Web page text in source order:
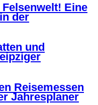
Eine
der
und
Reisemessen
Jahresplaner